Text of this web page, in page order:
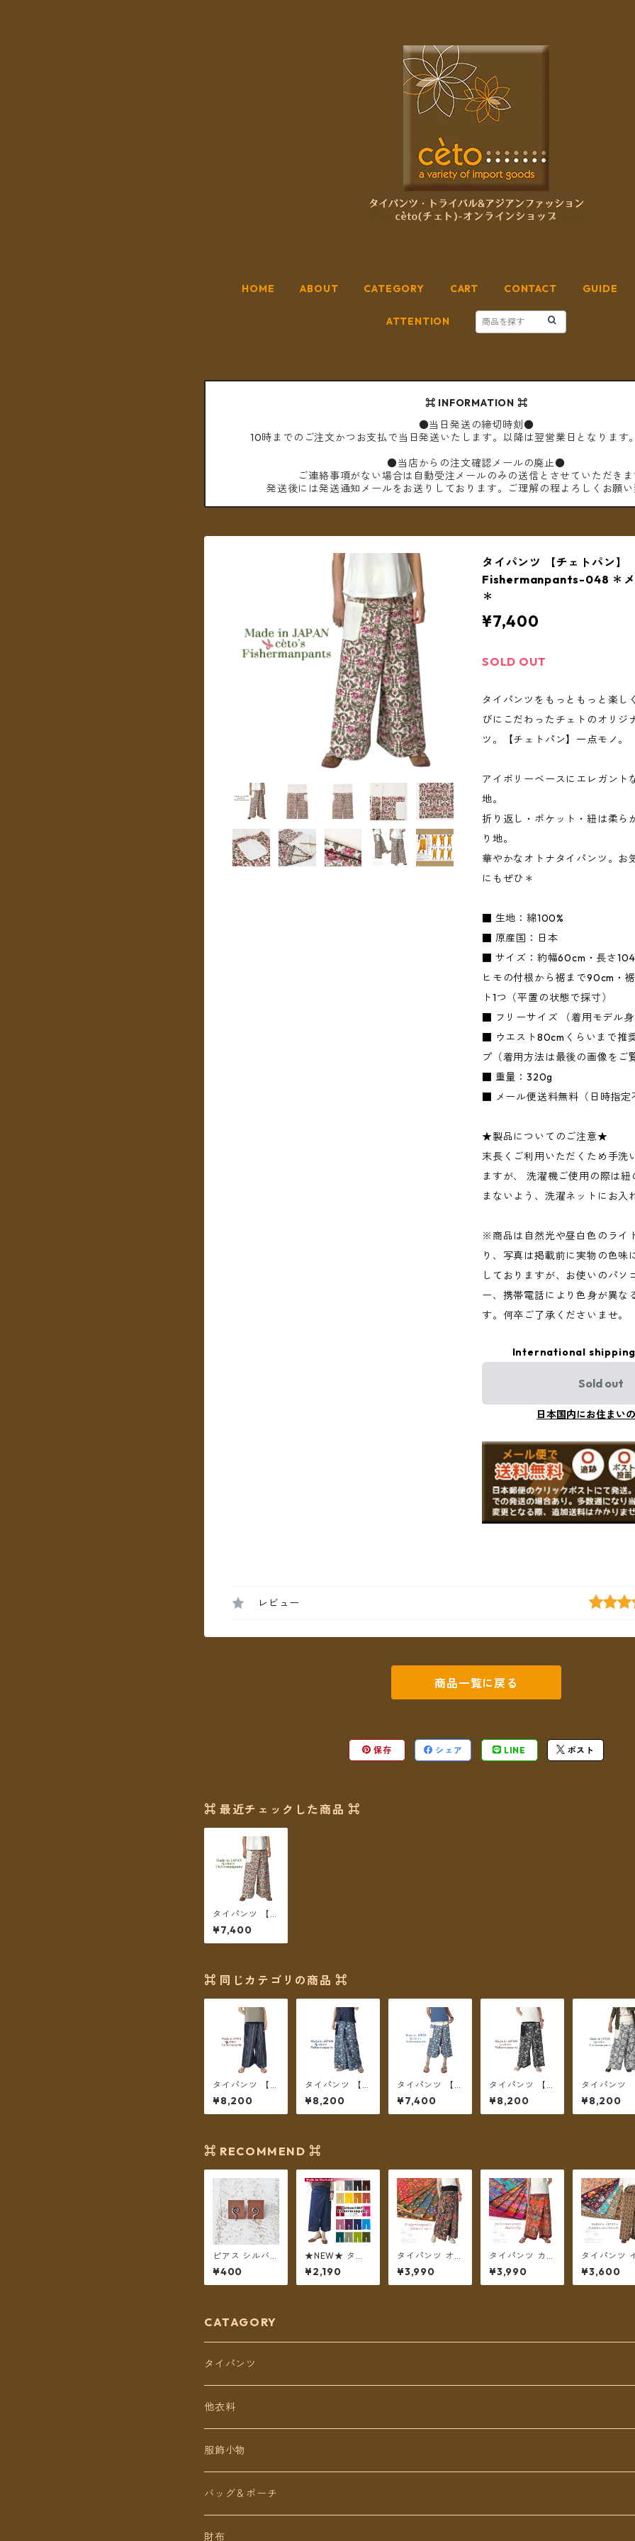
HOME ABOUT CATEGORY CART CONTACT GUIDE
ATTENTION
⌘ INFORMATION ⌘
●当日発送の締切時刻●
10時までのご注文かつお支払で当日発送いたします。以降は翌営業日となりま
●当店からの注文確認メールの廃止●
ご連絡事項がない場合は自動受注メールのみの送信とさせていただき
発送後には発送通知メールをお送りしております。ご理解の程よろしくお願
タイパンツ 【チェトパン】
Fishermanpants-048 ＊メ
＊
¥7,400
SOLD OUT
タイパンツをもっともっと楽し
びにこだわったチェトのオリジ
ツ。【チェトパン】一点モノ。
アイボリーベースにエレガント
地。
折り返し・ポケット・紐は柔ら
り地。
華やかなオトナタイパンツ。お
にもぜひ＊
■ 生地：綿100%
■ 原産国：日本
■ サイズ：約幅60cm・長さ
ヒモの付根から裾まで90cm・
ト1つ（平置の状態で採寸）
■ フリーサイズ （着用モデル
■ ウエスト80cmくらいまで推
プ（着用方法は最後の画像をご
■ 重量：320g
■ メール便送料無料（日時指定
★製品についてのご注意★
末長くご利用いただくため手洗
ますが、 洗濯機ご使用の際は
まないよう、洗濯ネットにお入
※商品は自然光や昼白色のライ
り、写真は掲載前に実物の色味
しておりますが、お使いのパソ
ー、携帯電話により色身が異な
す。何卒ご了承くださいませ。
International
Sold out
日本国内にお住まい
レビュー
商品一覧に戻る
保存 シェア LINE ポスト
⌘ 最近チェックした商品 ⌘
タイパンツ 【チ
ェトパン】 Fish
ermanpants-0
48 ＊メール便
¥7,400
⌘ 同じカテゴリの商品 ⌘
タイパンツ 【チ
ェトパン】 Fish
ermanpants-0
51 ＊メール便送
¥8,200
タイパンツ 【チ
ェトパン】 Fish
ermanpants-0
54 ＊メール便
¥8,200
タイパンツ 【チ
ェトパン】 Fish
ermanpants-0
50 ＊メール便
¥7,400
タイパンツ 【チ
ェトパン】 Fish
ermanpants-0
53 ＊メール便
¥8,200
タイパンツ
ェトパン】
52 ＊メール
¥8,200
⌘ RECOMMEND ⌘
ピアス シルバー
ピアス うず
¥400
★NEW★ タイ
パンツ コットン
無地 ポケット付
き ミディアム丈
¥2,190
タイパンツ オリ
エンタルフラワ
ー 6カラー リゾ
パン No.7 ロン
¥3,990
タイパンツ カラ
フル バタフライ
プリント 6カラ
ー リゾパン ロ
¥3,990
タイパンツ
ド綿 インド
no.8 花柄プ
トいろいろ
¥3,600
CATAGORY
タイパンツ
定番無地タイパンツ
チェトオリジナル
ロング丈
ミディアム丈
他衣料
トップス
ワンピース
パンツ
服飾小物
バッグ＆ポーチ
財布